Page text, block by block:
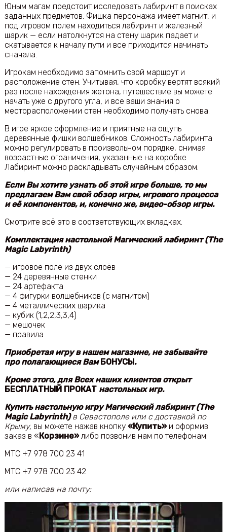
Юным магам предстоит исследовать лабиринт в поисках
заданных предметов. Фишка персонажа имеет магнит, и
под игровом полем находиться лабиринт и железный
шарик — если натолкнутся на стену шарик падает и
скатывается к началу пути и все приходится начинать
сначала.
Игрокам необходимо запомнить свой маршрут и
расположение стен. Учитывая, что коробку вертят всякий
раз после нахождения жетона, путешествие вы можете
начать уже с другого угла, и все ваши знания о
месторасположении стен необходимо получать снова.
В игре яркое оформление и приятные на ощупь
деревянные фишки волшебников. Сложность лабиринта
можно регулировать в произвольном порядке, снимая
возрастные ограничения, указанные на коробке.
Лабиринт можно раскладывать случайным образом.
Если Вы хотите узнать об этой игре больше, то мы
предлагаем Вам свой обзор игры, игрового процесса
и её компонентов, и, конечно же, видео-обзор игры.
Смотрите всё это в соответствующих вкладках.
Комплектация настольной Магический лабиринт (The
Magic Labyrinth)
— игровое поле из двух слоёв
— 24 деревянные стенки
— 24 артефакта
— 4 фигурки волшебников (с магнитом)
— 4 металлических шарика
— кубик (1,2,2,3,3,4)
— мешочек
— правила
Приобретая игру в нашем магазине, не забывайте
про полагающиеся Вам БОНУСЫ.
Кроме этого, для Всех наших клиентов открыт
БЕСПЛАТНЫЙ ПРОКАТ настольных игр.
Купить настольную игру Магический лабиринт (The
Magic Labyrinth) в Севастополе или с доставкой по
Крыму, вы можете нажав кнопку «Купить»и оформив
заказ в «Корзине»либо позвонив нам по телефонам:
МТС +7 978 700 23 41
МТС +7 978 700 23 42
или написав на почту: